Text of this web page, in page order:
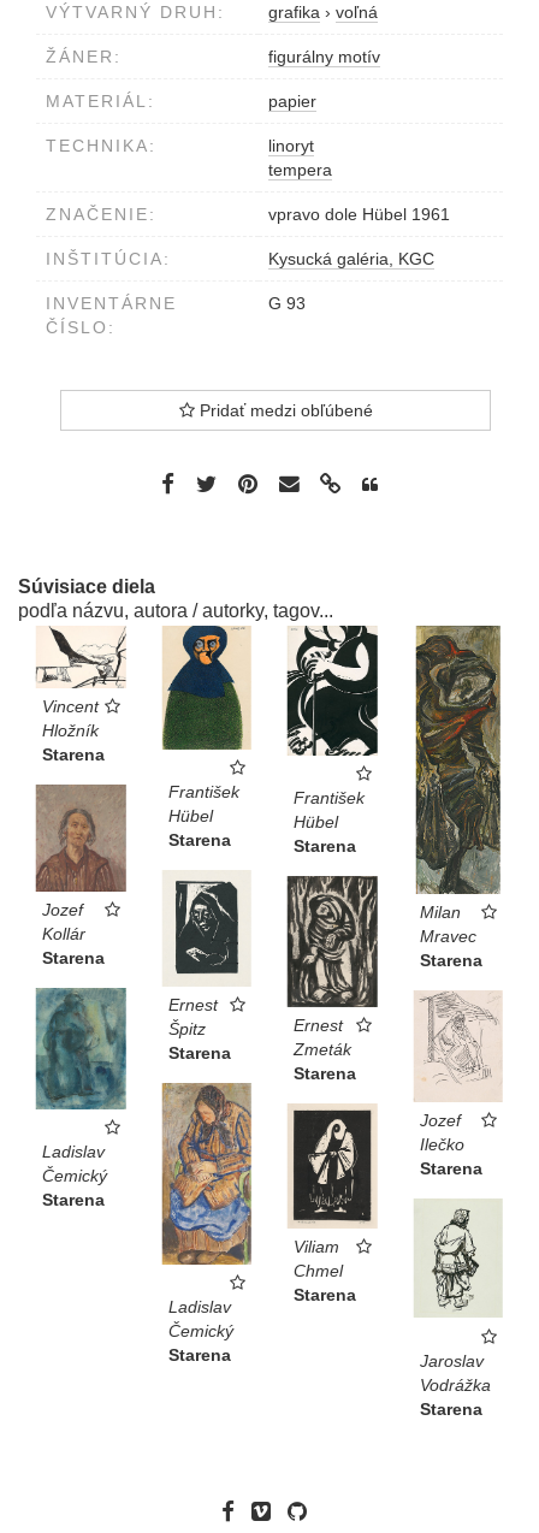
VÝTVARNÝ DRUH: grafika › voľná
ŽÁNER: figurálny motív
MATERIÁL: papier
TECHNIKA:
linoryt
tempera
ZNAČENIE: vpravo dole Hübel 1961
INŠTITÚCIA: Kysucká galéria, KGC
INVENTÁRNE
ČÍSLO:
G 93
Pridať medzi obľúbené
Súvisiace diela
podľa názvu, autora / autorky, tagov...
Vincent
Hložník
Starena
František
Hübel
Starena
František
Hübel
Starena
Milan
Mravec
Starena
Jozef
Kollár
Starena
Ernest
Špitz
Starena
Ernest
Zmeták
Starena
Ladislav
Čemický
Starena
Jozef
Ilečko
Starena
Ladislav
Čemický
Starena
Viliam
Chmel
Starena
Jaroslav
Vodrážka
Starena